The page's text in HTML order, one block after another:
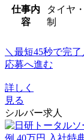
仕事内
容
タイヤ
制
＼最短45秒で完了
応募へ進む
詳しく
見る
シルバー求人